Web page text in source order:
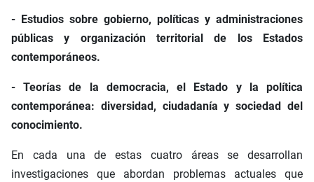
- Estudios sobre gobierno, políticas y administraciones
públicas y organización territorial de los Estados
contemporáneos.
- Teorías de la democracia, el Estado y la política
contemporánea: diversidad, ciudadanía y sociedad del
conocimiento.
En cada una de estas cuatro áreas se desarrollan
investigaciones que abordan problemas actuales que